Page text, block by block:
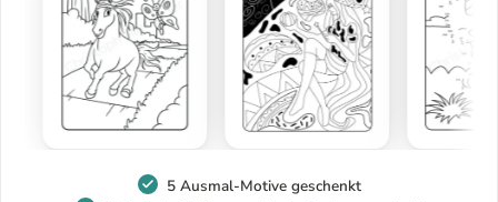
5 Ausmal-Motive geschenkt